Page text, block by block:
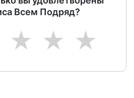
Всем Подряд?
5
4
3